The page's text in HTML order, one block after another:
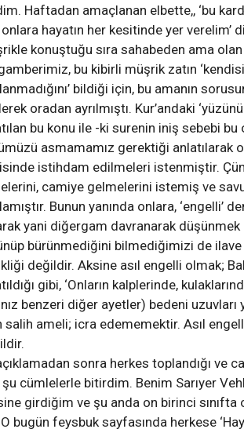
Haftadan amaçlanan elbette,, ‘bu
hayatın her kesitinde yer verelim’
konuştuğu sıra sahabeden ama
bu kibirli müşrik zatın
bildiği için, bu amanın
oradan ayrılmıştı. Kur’andaki
bu konu ile -ki surenin iniş sebebi
asmamamız gerektiği anlatılarak
istihdam edilmeleri istenmiştir.
camiye gelmelerini istemiş ve
Bunun yanında onlara, ‘engelli’
yani diğergam davranarak
bürünmediğini bilmediğimizi de
değildir. Aksine asıl engelli olmak;
gibi, ‘Onların kalplerinde,
benzeri diğer ayetler) bedeni
salih ameli; icra edememektir. Asıl
sonra herkes toplandığı ve
şu cümlelerle bitirdim. Benim Sarıyer
girdiğim ve şu anda on birinci
bugün feysbuk sayfasında herkese